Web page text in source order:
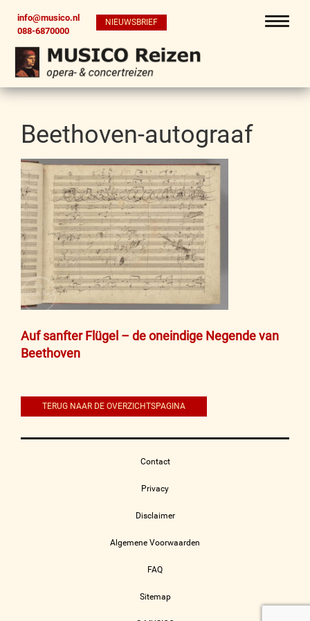
info@musico.nl
088-6870000
NIEUWSBRIEF
Beethoven-autograaf
Bericht
navigatie
Auf sanfter Flügel – de oneindige Negende van
Beethoven
TERUG NAAR DE OVERZICHTSPAGINA
Contact
Privacy
Disclaimer
Algemene Voorwaarden
FAQ
Sitemap